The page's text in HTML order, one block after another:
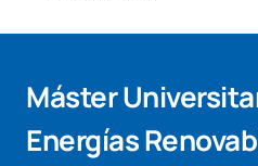
Máster
Energías